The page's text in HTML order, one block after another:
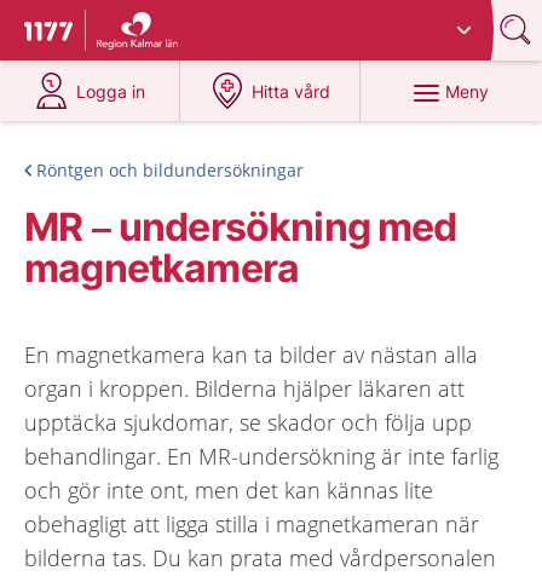
Till startsidan för 1177
Du har valt region
Logga in
på 1177.se
Hitta vård
på 1177.se
Meny
Röntgen och bildundersökningar
MR – undersökning med
magnetkamera
En magnetkamera kan ta bilder av nästan alla
organ i kroppen. Bilderna hjälper läkaren att
upptäcka sjukdomar, se skador och följa upp
behandlingar. En MR-undersökning är inte farlig
och gör inte ont, men det kan kännas lite
obehagligt att ligga stilla i magnetkameran när
bilderna tas. Du kan prata med vårdpersonalen